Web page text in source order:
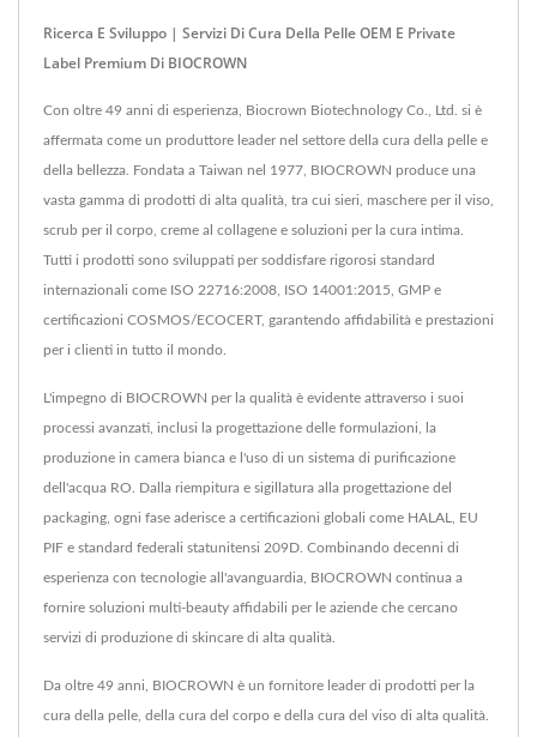
Ricerca E Sviluppo | Servizi Di Cura Della Pelle OEM E Private
Label Premium Di BIOCROWN
Con oltre 49 anni di esperienza, Biocrown Biotechnology Co., Ltd. si è
affermata come un produttore leader nel settore della cura della pelle e
della bellezza. Fondata a Taiwan nel 1977, BIOCROWN produce una
vasta gamma di prodotti di alta qualità, tra cui sieri, maschere per il viso,
scrub per il corpo, creme al collagene e soluzioni per la cura intima.
Tutti i prodotti sono sviluppati per soddisfare rigorosi standard
internazionali come ISO 22716:2008, ISO 14001:2015, GMP e
certificazioni COSMOS/ECOCERT, garantendo affidabilità e prestazioni
per i clienti in tutto il mondo.
L'impegno di BIOCROWN per la qualità è evidente attraverso i suoi
processi avanzati, inclusi la progettazione delle formulazioni, la
produzione in camera bianca e l'uso di un sistema di purificazione
dell'acqua RO. Dalla riempitura e sigillatura alla progettazione del
packaging, ogni fase aderisce a certificazioni globali come HALAL, EU
PIF e standard federali statunitensi 209D. Combinando decenni di
esperienza con tecnologie all'avanguardia, BIOCROWN continua a
fornire soluzioni multi-beauty affidabili per le aziende che cercano
servizi di produzione di skincare di alta qualità.
Da oltre 49 anni, BIOCROWN è un fornitore leader di prodotti per la
cura della pelle, della cura del corpo e della cura del viso di alta qualità.